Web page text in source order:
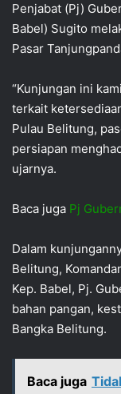
Penjabat (Pj)
Babel) Sugito
Pasar
“Kunjungan ini
terkait
Pulau Belitung,
persiapan
ujarnya.
Baca juga Pj
Dalam
Belitung,
Kep. Babel, Pj.
bahan pangan,
Bangka Belitung.
Baca juga